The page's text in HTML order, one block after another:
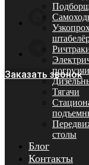
Заказать звонок
Тягачи
столы
Блог
Контакты